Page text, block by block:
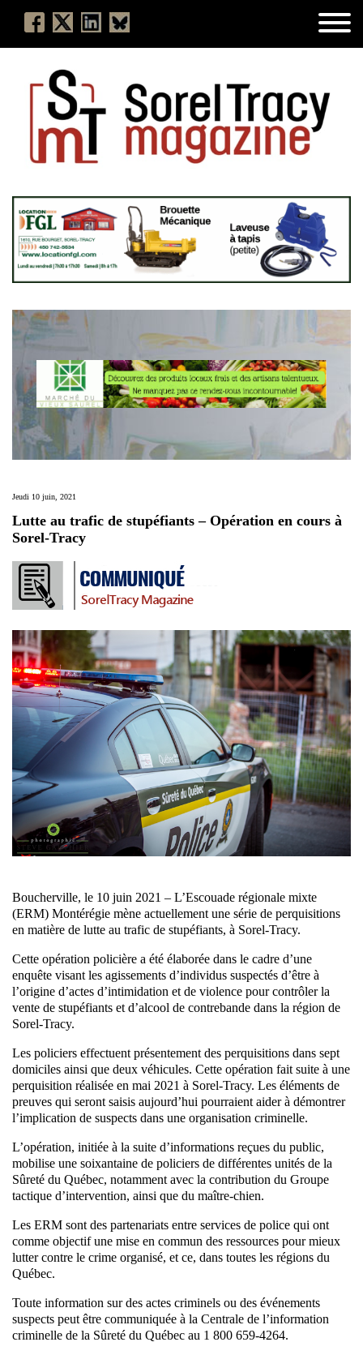
Jeudi 10 juin, 2021
Lutte au trafic de stupéfiants – Opération en cours à
Sorel-Tracy
Boucherville, le 10 juin 2021 – L’Escouade régionale mixte
(ERM) Montérégie mène actuellement une série de perquisitions
en matière de lutte au trafic de stupéfiants, à Sorel-Tracy.
Cette opération policière a été élaborée dans le cadre d’une
enquête visant les agissements d’individus suspectés d’être à
l’origine d’actes d’intimidation et de violence pour contrôler la
vente de stupéfiants et d’alcool de contrebande dans la région de
Sorel-Tracy.
Les policiers effectuent présentement des perquisitions dans sept
domiciles ainsi que deux véhicules. Cette opération fait suite à une
perquisition réalisée en mai 2021 à Sorel-Tracy. Les éléments de
preuves qui seront saisis aujourd’hui pourraient aider à démontrer
l’implication de suspects dans une organisation criminelle.
L’opération, initiée à la suite d’informations reçues du public,
mobilise une soixantaine de policiers de différentes unités de la
Sûreté du Québec, notamment avec la contribution du Groupe
tactique d’intervention, ainsi que du maître-chien.
Les ERM sont des partenariats entre services de police qui ont
comme objectif une mise en commun des ressources pour mieux
lutter contre le crime organisé, et ce, dans toutes les régions du
Québec.
Toute information sur des actes criminels ou des événements
suspects peut être communiquée à la Centrale de l’information
criminelle de la Sûreté du Québec au 1 800 659-4264.